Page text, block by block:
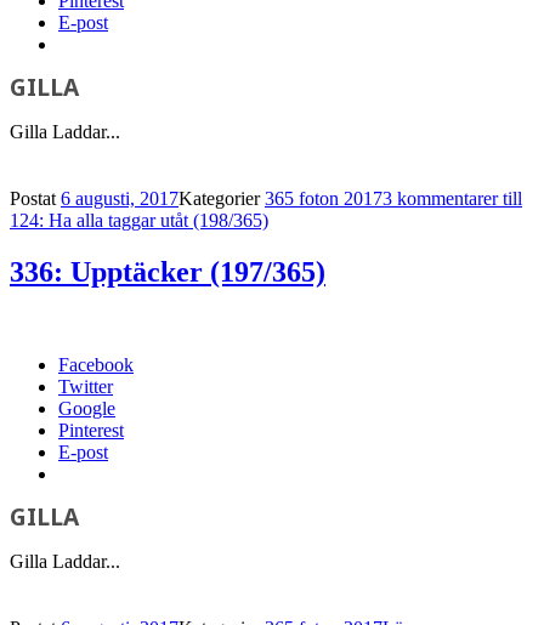
E-post
GILLA
Gilla Laddar...
Postat 6 augusti, 2017Kategorier365 foton 20173 kommentarertill
124: Ha alla taggar utåt (198/365)
336: Upptäcker (197/365)
Facebook
Twitter
Google
Pinterest
E-post
GILLA
Gilla Laddar...